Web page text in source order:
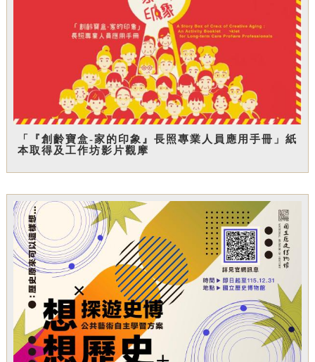
「『創齡寶盒-家的印象』長照專業人員應用手冊」紙
本取得及工作坊影片觀摩